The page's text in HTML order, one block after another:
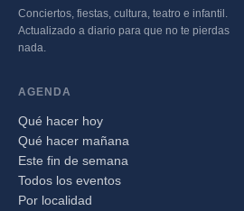
Conciertos, fiestas, cultura, teatro e infantil.
Actualizado a diario para que no te pierdas
nada.
AGENDA
Qué hacer hoy
Qué hacer mañana
Este fin de semana
Todos los eventos
Por localidad